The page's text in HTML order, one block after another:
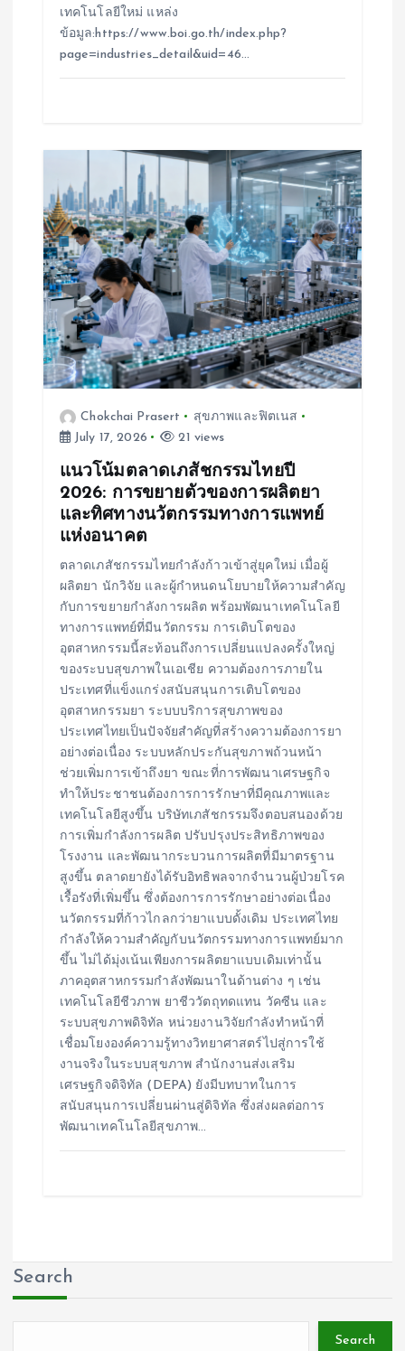
เทคโนโลยีใหม่ แหล่ง
ข้อมูล:https://www.boi.go.th/index.php?
page=industries_detail&uid=46…
Chokchai Prasert
สุขภาพและฟิตเนส
July 17, 2026
21 views
แนวโน้มตลาดเภสัชกรรมไทยปี
2026: การขยายตัวของการผลิตยา
และทิศทางนวัตกรรมทางการแพทย์
แห่งอนาคต
ตลาดเภสัชกรรมไทยกำลังก้าวเข้าสู่ยุคใหม่ เมื่อผู้
ผลิตยา นักวิจัย และผู้กำหนดนโยบายให้ความสำคัญ
กับการขยายกำลังการผลิต พร้อมพัฒนาเทคโนโลยี
ทางการแพทย์ที่มีนวัตกรรม การเติบโตของ
อุตสาหกรรมนี้สะท้อนถึงการเปลี่ยนแปลงครั้งใหญ่
ของระบบสุขภาพในเอเชีย ความต้องการภายใน
ประเทศที่แข็งแกร่งสนับสนุนการเติบโตของ
อุตสาหกรรมยา ระบบบริการสุขภาพของ
ประเทศไทยเป็นปัจจัยสำคัญที่สร้างความต้องการยา
อย่างต่อเนื่อง ระบบหลักประกันสุขภาพถ้วนหน้า
ช่วยเพิ่มการเข้าถึงยา ขณะที่การพัฒนาเศรษฐกิจ
ทำให้ประชาชนต้องการการรักษาที่มีคุณภาพและ
เทคโนโลยีสูงขึ้น บริษัทเภสัชกรรมจึงตอบสนองด้วย
การเพิ่มกำลังการผลิต ปรับปรุงประสิทธิภาพของ
โรงงาน และพัฒนากระบวนการผลิตที่มีมาตรฐาน
สูงขึ้น ตลาดยายังได้รับอิทธิพลจากจำนวนผู้ป่วยโรค
เรื้อรังที่เพิ่มขึ้น ซึ่งต้องการการรักษาอย่างต่อเนื่อง
นวัตกรรมที่ก้าวไกลกว่ายาแบบดั้งเดิม ประเทศไทย
กำลังให้ความสำคัญกับนวัตกรรมทางการแพทย์มาก
ขึ้น ไม่ได้มุ่งเน้นเพียงการผลิตยาแบบเดิมเท่านั้น
ภาคอุตสาหกรรมกำลังพัฒนาในด้านต่าง ๆ เช่น
เทคโนโลยีชีวภาพ ยาชีววัตถุทดแทน วัคซีน และ
ระบบสุขภาพดิจิทัล หน่วยงานวิจัยกำลังทำหน้าที่
เชื่อมโยงองค์ความรู้ทางวิทยาศาสตร์ไปสู่การใช้
งานจริงในระบบสุขภาพ สำนักงานส่งเสริม
เศรษฐกิจดิจิทัล (DEPA) ยังมีบทบาทในการ
สนับสนุนการเปลี่ยนผ่านสู่ดิจิทัล ซึ่งส่งผลต่อการ
พัฒนาเทคโนโลยีสุขภาพ…
Search
Search